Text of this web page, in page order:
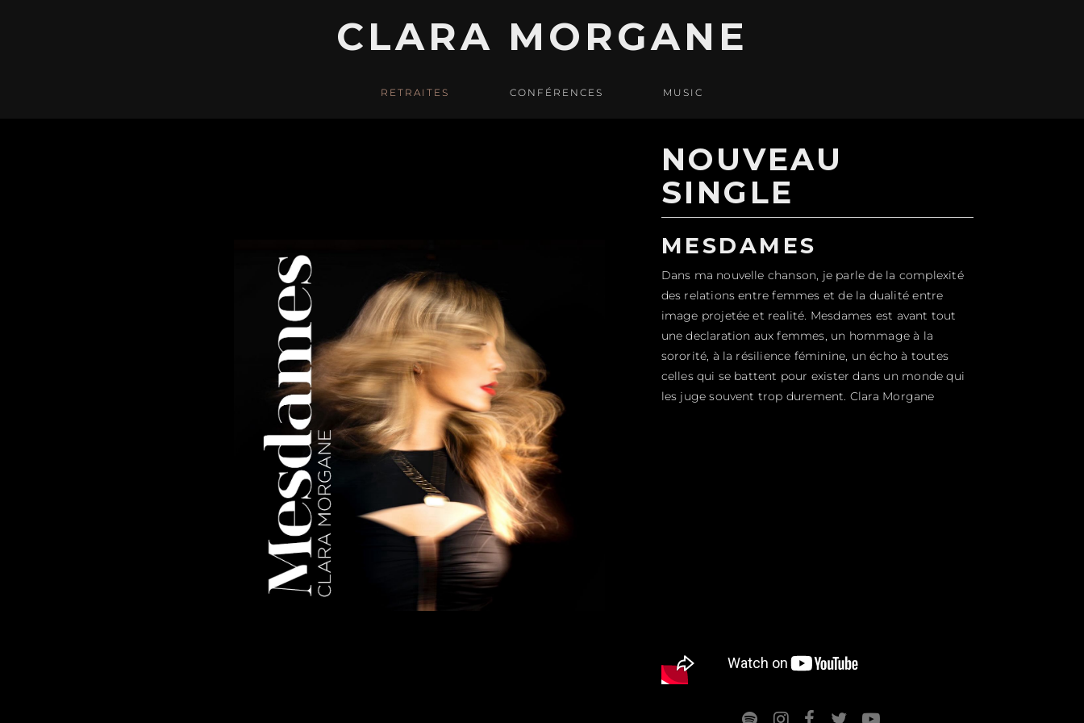
CLARA MORGANE
RETRAITES CONFÉRENCES MUSIC
NOUVEAU
SINGLE
MESDAMES
Dans ma nouvelle chanson, je parle de la complexité
des relations entre femmes et de la dualité entre
image projetée et realité. Mesdames est avant tout
une declaration aux femmes, un hommage à la
sororité, à la résilience féminine, un écho à toutes
celles qui se battent pour exister dans un monde qui
les juge souvent trop durement. Clara Morgane